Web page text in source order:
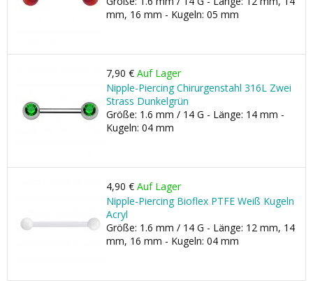
mm, 16 mm - Kugeln: 05 mm
7,90 € Auf Lager
Nipple-Piercing Chirurgenstahl 316L Zwei
Strass Dunkelgrün
Größe: 1.6 mm / 14 G - Länge: 14 mm -
Kugeln: 04 mm
4,90 € Auf Lager
Nipple-Piercing Bioflex PTFE Weiß Kugeln
Acryl
Größe: 1.6 mm / 14 G - Länge: 12 mm, 14
mm, 16 mm - Kugeln: 04 mm